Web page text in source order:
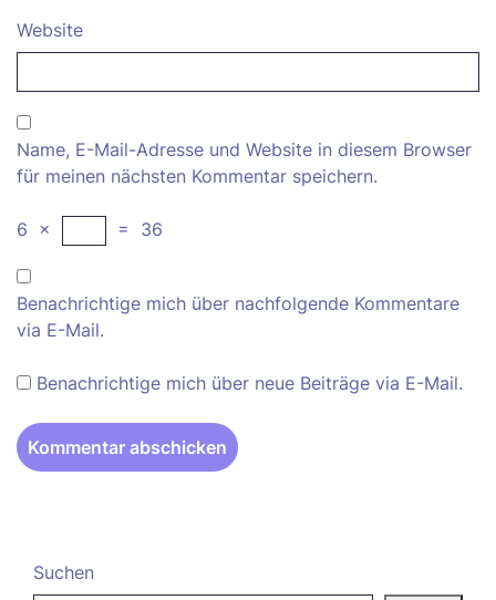
Website
Name, E-Mail-Adresse und Website in diesem Browser
für meinen nächsten Kommentar speichern.
6 × = 36
Benachrichtige mich über nachfolgende Kommentare
via E-Mail.
Benachrichtige mich über neue Beiträge via E-Mail.
Suchen